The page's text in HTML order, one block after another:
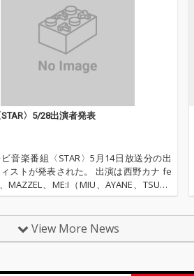
〉5/28出演者発表
音楽番組〈STAR〉5月14日放送分の出
ストが発表された。 出演は西野カナ fe
MAZZEL、ME:I（MIU、AYANE、TSUZU
今、森山直太朗。 西野カナ feat. NiziUは
View More News